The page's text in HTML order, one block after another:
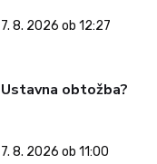
7. 8. 2026 ob 12:27
Ustavna obtožba?
7. 8. 2026 ob 11:00